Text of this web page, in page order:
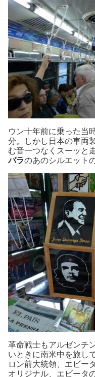
ウン十年前に乗った当
分。しかし日本の車両
む音一つなくスーッと
バラのあのシルエット
革命戦士もアルゼンチ
いときに南米中を旅し
ロン前大統領、エビー
オリジナル、エビータ